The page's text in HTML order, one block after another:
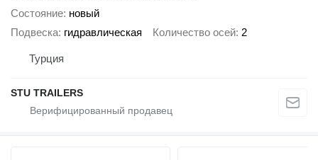
Состояние новый
Подвеска гидравлическая Количество осей 2
Турция
STU TRAILERS